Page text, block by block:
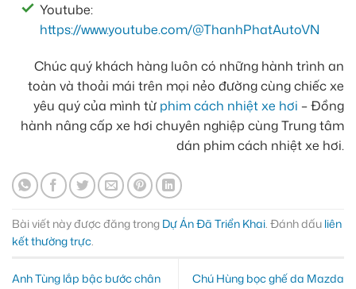
Youtube:
https://www.youtube.com/@ThanhPhatAutoVN
Chúc quý khách hàng luôn có những hành trình an
toàn và thoải mái trên mọi nẻo đường cùng chiếc xe
yêu quý của mình từ phim cách nhiệt xe hơi – Đồng
hành nâng cấp xe hơi chuyên nghiệp cùng Trung tâm
dán phim cách nhiệt xe hơi.
Bài viết này được đăng trong Dự Án Đã Triển Khai. Đánh dấu liên
kết thường trực.
Anh Tùng lắp bậc bước chân
Chú Hùng bọc ghế da Mazda